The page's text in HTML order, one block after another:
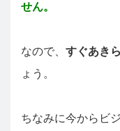
せん。
なので、 すぐあき
ょう。
ちなみに今からビ